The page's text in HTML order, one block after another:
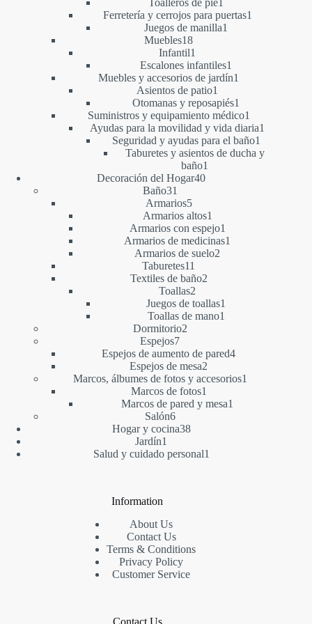
Toalleros de pie1
producto
Ferretería y cerrojos para puertas1
Juegos de manilla1
Muebles1818
productos
Infantil1
producto
Escalones infantiles1
producto
Muebles y accesorios de jardín1
Asientos de patio1
producto
Otomanas y reposapiés1
producto
Suministros y equipamiento médico1
producto
Ayudas para la movilidad y vida diaria1
Seguridad y ayudas para el baño1
producto
Taburetes y asientos de ducha y
baño1
Decoración del Hogar4040
Baño31
productos
Armarios55
productos
Armarios altos1
producto
Armarios con espejo1
producto
Armarios de medicinas1
Armarios de suelo2
Taburetes11
productos
Textiles de baño22
Toallas2
productos
Juegos de toallas1
Toallas de mano1
Dormitorio22
Espejos77
productos
Espejos de aumento de pared44
Espejos de mesa2
productos
Marcos, álbumes de fotos y accesorios1
Marcos de fotos1
producto
Marcos de pared y mesa1
Salón66
productos
Hogar y cocina3838
Jardín1
producto
Salud y cuidado personal1
Information
About Us
Contact Us
Terms & Conditions
Privacy Policy
Customer Service